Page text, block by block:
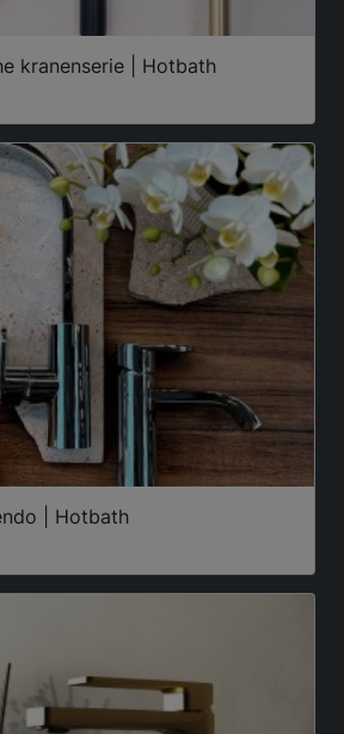
kranenserie | Hotbath
| Hotbath